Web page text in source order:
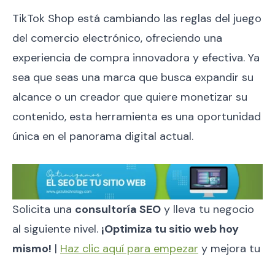
TikTok Shop está cambiando las reglas del juego
del comercio electrónico, ofreciendo una
experiencia de compra innovadora y efectiva. Ya
sea que seas una marca que busca expandir su
alcance o un creador que quiere monetizar su
contenido, esta herramienta es una oportunidad
única en el panorama digital actual.
Solicita una consultoría SEO y lleva tu negocio
al siguiente nivel. ¡Optimiza tu sitio web hoy
mismo! | Haz clic aquí para empezar y mejora tu